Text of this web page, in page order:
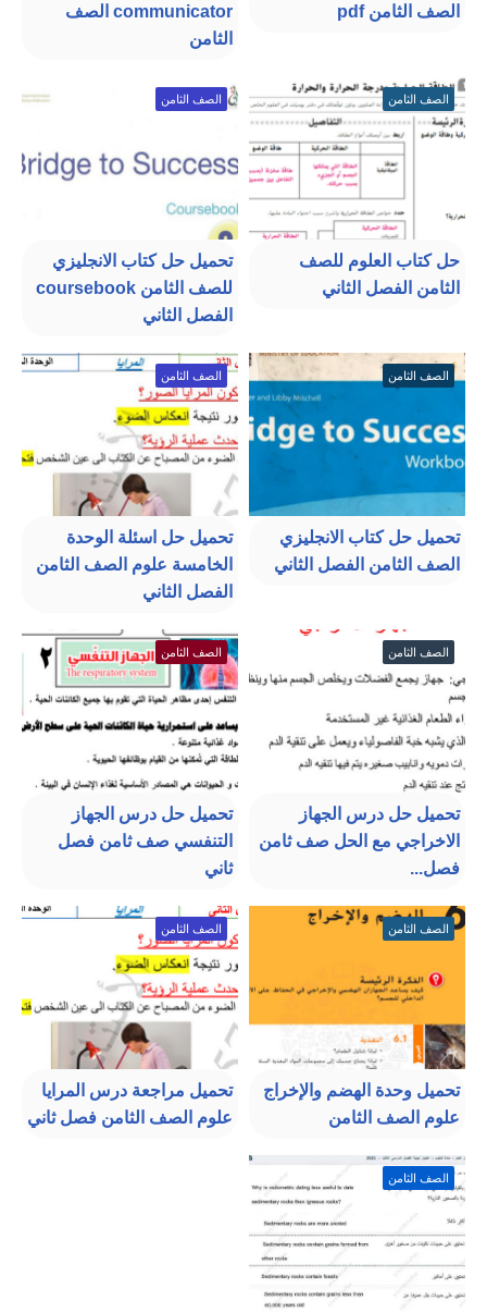
الصف الثامن pdf
communicator الصف
الثامن
الصف الثامن
حل كتاب العلوم للصف
الثامن الفصل الثاني
الصف الثامن
تحميل حل كتاب الانجليزي
للصف الثامن coursebook
الفصل الثاني
الصف الثامن
تحميل حل كتاب الانجليزي
الصف الثامن الفصل الثاني
الصف الثامن
تحميل حل اسئلة الوحدة
الخامسة علوم الصف الثامن
الفصل الثاني
الصف الثامن
تحميل حل درس الجهاز
الاخراجي مع الحل صف ثامن
فصل...
الصف الثامن
تحميل حل درس الجهاز
التنفسي صف ثامن فصل
ثاني
الصف الثامن
تحميل وحدة الهضم والإخراج
علوم الصف الثامن
الصف الثامن
تحميل مراجعة درس المرايا
علوم الصف الثامن فصل ثاني
الصف الثامن